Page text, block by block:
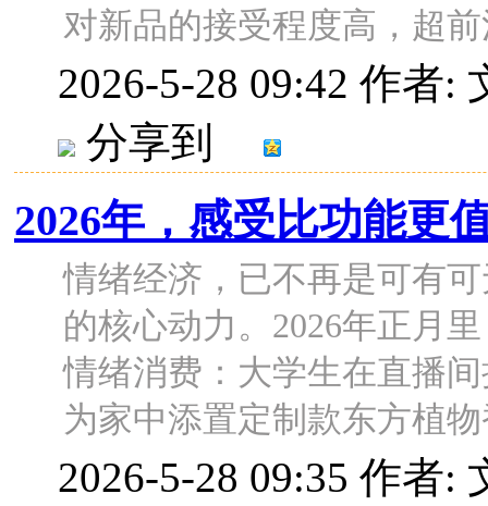
对新品的接受程度高，超
2026-5-28 09:42 作者:
分享到
2026年，感受比功能更
情绪经济，已不再是可有
的核心动力。2026年正月
情绪消费：大学生在直播
为家中添置定制款东方植
2026-5-28 09:35 作者: